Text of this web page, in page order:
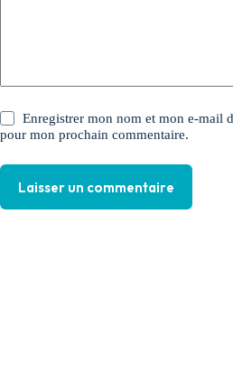
Enregistrer mon nom et mon e-mail
pour mon prochain commentaire.
Laisser un commentaire